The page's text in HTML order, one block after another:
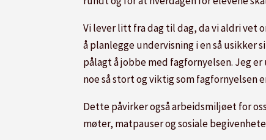
Vi lever litt fra dag til dag, da vi aldri vet
å planlegge undervisning i en så usikker
pålagt å jobbe med fagfornyelsen. Jeg
noe så stort og viktig som fagfornyelsen
Dette påvirker også arbeidsmiljøet for
møter, matpauser og sosiale